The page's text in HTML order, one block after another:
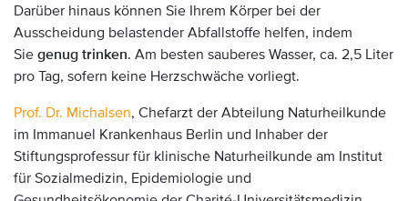
Darüber hinaus können Sie Ihrem Körper bei der
Ausscheidung belastender Abfallstoffe helfen, indem
Sie genug trinken. Am besten sauberes Wasser, ca. 2,5 Liter
pro Tag, sofern keine Herzschwäche vorliegt.
Prof. Dr. Michalsen, Chefarzt der Abteilung Naturheilkunde
im Immanuel Krankenhaus Berlin und Inhaber der
Stiftungsprofessur für klinische Naturheilkunde am Institut
für Sozialmedizin, Epidemiologie und